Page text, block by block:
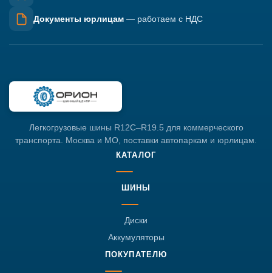
Документы юрлицам — работаем с НДС
Легкогрузовые шины R12C–R19.5 для коммерческого
транспорта. Москва и МО, поставки автопаркам и юрлицам.
КАТАЛОГ
ШИНЫ
Диски
Аккумуляторы
ПОКУПАТЕЛЮ